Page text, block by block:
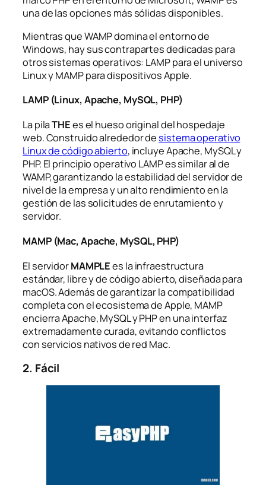
una de las opciones más sólidas disponibles.
Mientras que WAMP domina el entorno de
Windows, hay sus contrapartes dedicadas para
otros sistemas operativos: LAMP para el universo
Linux y MAMP para dispositivos Apple.
LAMP (Linux, Apache, MySQL, PHP)
La pilaTHEes el hueso original del hospedaje
web. Construido alrededor desistema operativo
Linux de código abierto, incluye Apache, MySQL y
PHP. El principio operativo LAMP es similar al de
WAMP, garantizando la estabilidad del servidor de
nivel de la empresa y un alto rendimiento en la
gestión de las solicitudes de enrutamiento y
servidor.
MAMP (Mac, Apache, MySQL, PHP)
El servidorMAMPLEes la infraestructura
estándar, libre y de código abierto, diseñada para
macOS. Además de garantizar la compatibilidad
completa con el ecosistema de Apple, MAMP
encierra Apache, MySQL y PHP en una interfaz
extremadamente curada, evitando conflictos
con servicios nativos de red Mac.
2. Fácil